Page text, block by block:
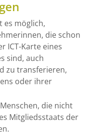
es möglich,
die schon
ICT-Karte eines
sind, auch
zu transferieren,
oder ihrer
die nicht
Mitgliedsstaats der